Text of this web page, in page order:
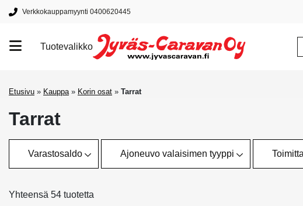
Verkkokauppamyynti 0400620445
Tuotemerkit
Tuotevalikko
Etusivu » Kauppa» Korin osat » Tarrat
Tarrat
Varastosaldo Ajoneuvo valaisimen tyyppi
Yhteensä 54 tuotetta